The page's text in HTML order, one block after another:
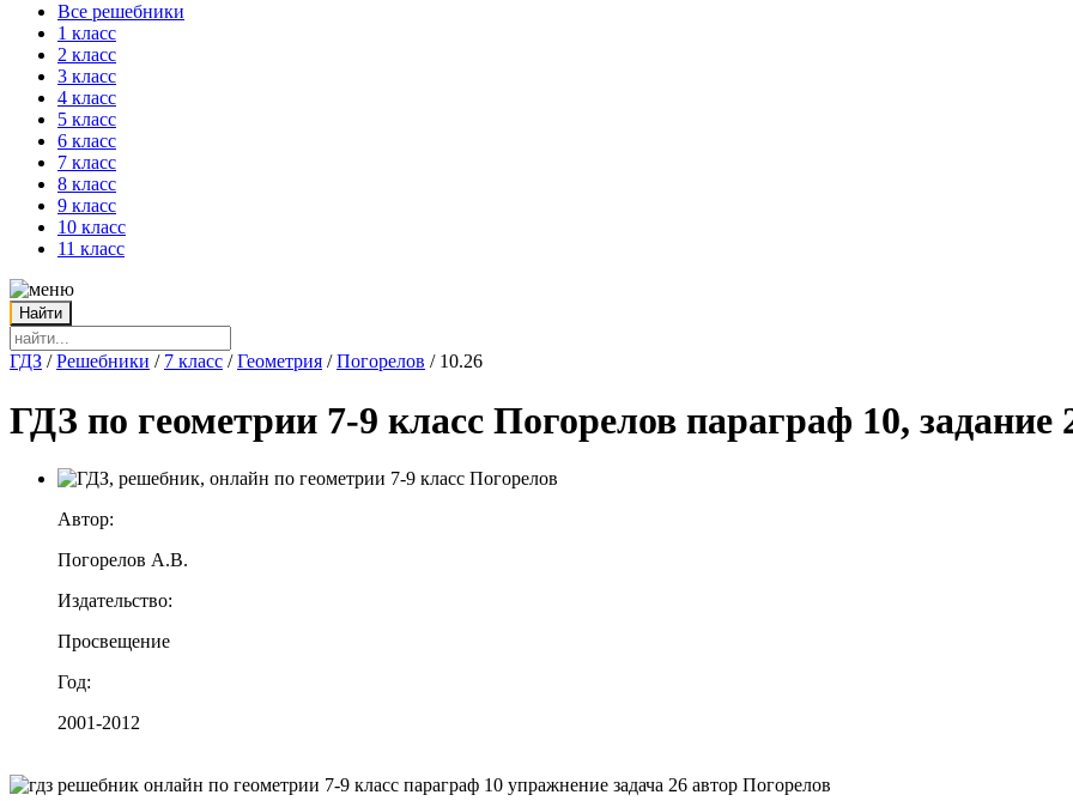
Все решебники
1 класс
2 класс
3 класс
4 класс
5 класс
6 класс
7 класс
8 класс
9 класс
10 класс
11 класс
ГДЗ / Решебники / 7 класс / Геометрия / Погорелов / 10.26
ГДЗ по геометрии 7-9 класс Погорелов параграф 10, задание
Автор:
Погорелов А.В.
Издательство:
Просвещение
Год:
2001-2012